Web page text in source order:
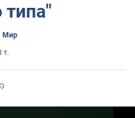
типа"
Мир
т.